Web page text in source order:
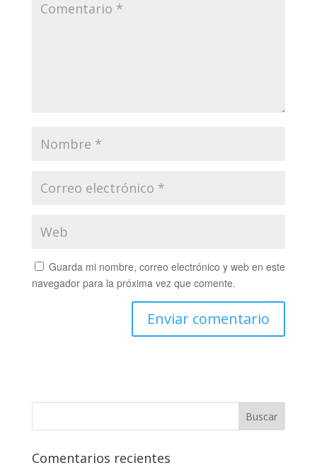
Guarda mi nombre, correo electrónico y web en este
navegador para la próxima vez que comente.
Comentarios recientes